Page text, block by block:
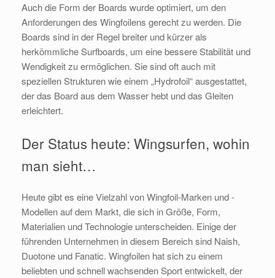
Auch die Form der Boards wurde optimiert, um den
Anforderungen des Wingfoilens gerecht zu werden. Die
Boards sind in der Regel breiter und kürzer als
herkömmliche Surfboards, um eine bessere Stabilität und
Wendigkeit zu ermöglichen. Sie sind oft auch mit
speziellen Strukturen wie einem „Hydrofoil“ ausgestattet,
der das Board aus dem Wasser hebt und das Gleiten
erleichtert.
Der Status heute: Wingsurfen, wohin
man sieht…
Heute gibt es eine Vielzahl von Wingfoil-Marken und -
Modellen auf dem Markt, die sich in Größe, Form,
Materialien und Technologie unterscheiden. Einige der
führenden Unternehmen in diesem Bereich sind Naish,
Duotone und Fanatic. Wingfoilen hat sich zu einem
beliebten und schnell wachsenden Sport entwickelt, der